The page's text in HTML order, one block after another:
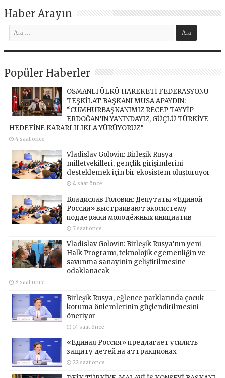
Haber Arayın
Popüler Haberler
OSMANLI ÜLKÜ HAREKETİ FEDERASYONU
TEŞKİLAT BAŞKANI MUSA APAYDIN:
“CUMHURBAŞKANIMIZ RECEP TAYYİP
ERDOĞAN’IN YANINDAYIZ, GÜÇLÜ TÜRKİYE
HEDEFİNE KARARLILIKLA YÜRÜYORUZ”
4 saat önce
Vladislav Golovin: Birleşik Rusya
milletvekilleri, gençlik girişimlerini
desteklemek için bir ekosistem oluşturuyor
4 saat önce
Владислав Головин: Депутаты «Единой
России» выстраивают экосистему
поддержки молодёжных инициатив
7 saat önce
Vladislav Golovin: Birleşik Rusya’nın yeni
Halk Programı, teknolojik egemenliğin ve
savunma sanayinin geliştirilmesine
odaklanacak
8 saat önce
Birleşik Rusya, eğlence parklarında çocuk
koruma önlemlerinin güçlendirilmesini
öneriyor
14 saat önce
«Единая Россия» предлагает усилить
защиту детей на аттракционах
22 saat önce